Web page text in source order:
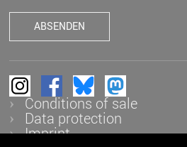
Conditions of sale
Data protection
Imprint